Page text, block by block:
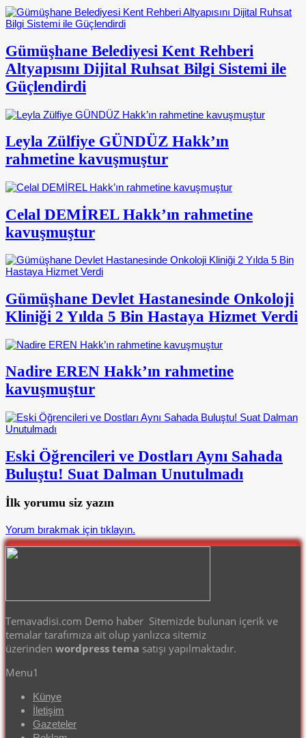
Gümüşhane Belediyesi Kent Rehberi
Altyapısını Dijital Ruhsat Bilgi Sistemi ile
Güçlendirdi
Leyla Zülfiye GÜNDÜZ Hakk’ın
rahmetine kavuşmuştur
Celal DEMİREL Hakk’ın rahmetine
kavuşmuştur
Gümüşhane Devlet Hastanesinde Onkoloji
Kliniği 2 Yılda 5 Bin Hastaya Hizmet Verdi
Nadire EREN Hakk’ın rahmetine
kavuşmuştur
Eski Öğrencileri ve Dostları Aynı Sahada
Buluştu! Suat Dalman Unutulmadı
İlk yorumu siz yazın
Yorum bırakmak için tıklayın.
Temavadisi.com Demo haber Sitemizde bulunan içerik ve
temalar tarafımıza ait olup yanlızca sitemiz
üzerinden wordpress tema satışı yapılmaktadır.
Menu1
Künye
İletişim
Gazeteler